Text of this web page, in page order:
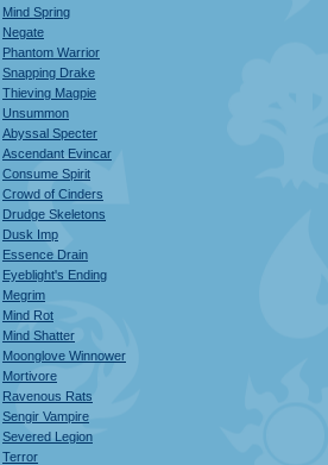
Mind Spring
Negate
Phantom Warrior
Snapping Drake
Thieving Magpie
Unsummon
Abyssal Specter
Ascendant Evincar
Consume Spirit
Crowd of Cinders
Drudge Skeletons
Dusk Imp
Essence Drain
Eyeblight's Ending
Megrim
Mind Rot
Mind Shatter
Moonglove Winnower
Mortivore
Ravenous Rats
Sengir Vampire
Severed Legion
Terror